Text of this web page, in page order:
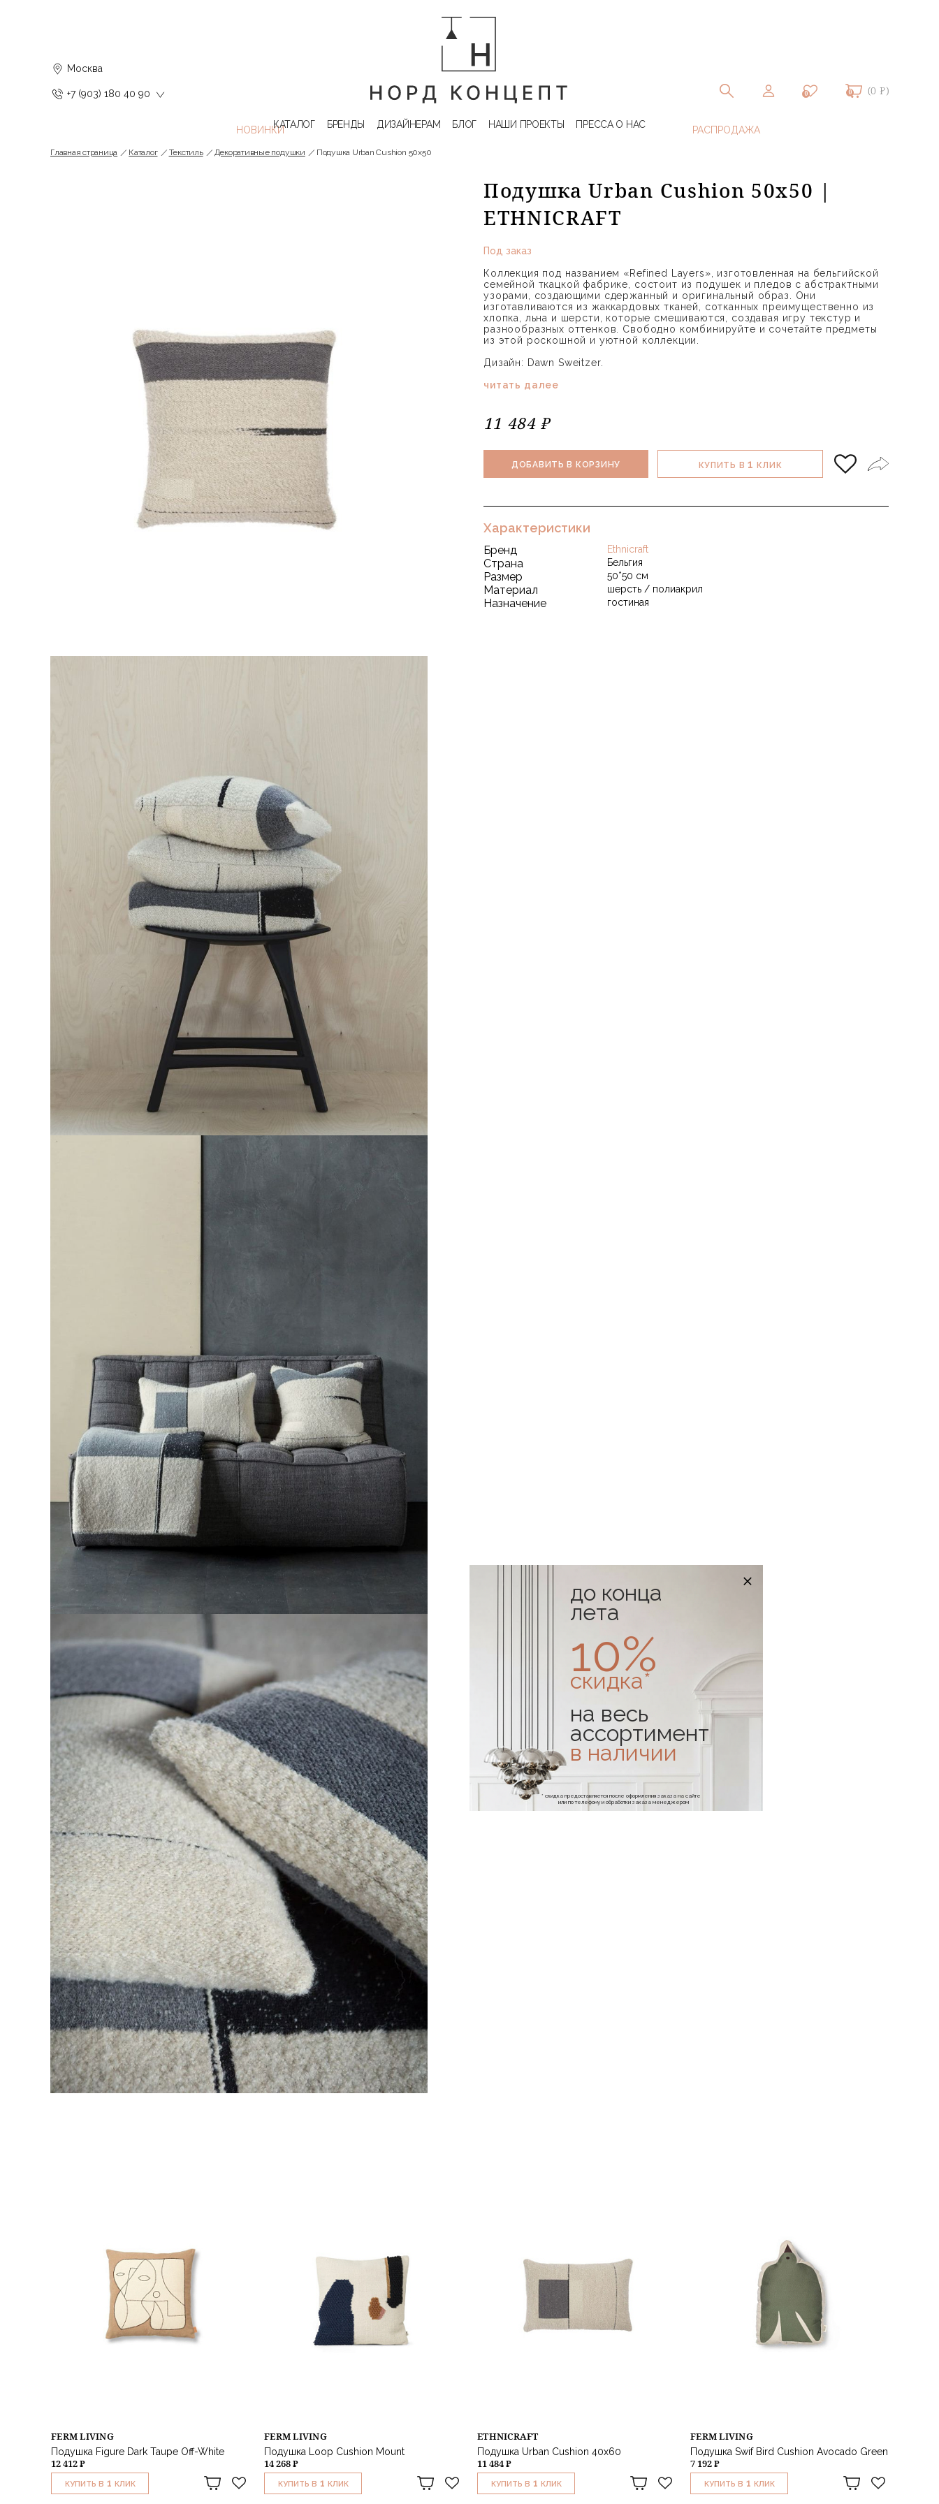
Москва
+7 (903) 180 40 90 0 0 (0 ₽)
КАТАЛОГ БРЕНДЫ ДИЗАЙНЕРАМ БЛОГ НАШИ ПРОЕКТЫ ПРЕССА О НАС
Главная страница Каталог Текстиль Декоративные подушки Подушка Urban Cushion 50х50
Подушка Urban Cushion 50х50 |
ETHNICRAFT
Под заказ
Коллекция под названием «Refined Layers», изготовленная на бельгийской
семейной ткацкой фабрике, состоит из подушек и пледов с абстрактными
узорами, создающими сдержанный и оригинальный образ. Они
изготавливаются из жаккардовых тканей, сотканных преимущественно из
хлопка, льна и шерсти, которые смешиваются, создавая игру текстур и
разнообразных оттенков. Свободно комбинируйте и сочетайте предметы
из этой роскошной и уютной коллекции.
Дизайн: Dawn Sweitzer.
читать далее
11 484 ₽
ДОБАВИТЬ В КОРЗИНУ КУПИТЬ В1 КЛИК
Характеристики
Бренд Ethnicraft
Страна Бельгия
Размер 50*50 см
Материал шерсть / полиакрил
Назначение гостиная
FERM LIVING
Подушка Figure Dark Taupe Off-White
12 412 ₽
КУПИТЬ В 1 КЛИК
FERM LIVING
Подушка Loop Cushion Mount
14 268 ₽
КУПИТЬ В 1 КЛИК
ETHNICRAFT
Подушка Urban Cushion 40х60
11 484 ₽
КУПИТЬ В 1 КЛИК
FERM LIVING
Подушка Swif Bird Cushion Avocado Green
7 192 ₽
КУПИТЬ В 1 КЛИК
до конца
лета
10%
скидка*
на весь
ассортимент
в наличии
* скидка предоставляется после оформления заказа на сайте
или по телефону и обработки заказа менеджером